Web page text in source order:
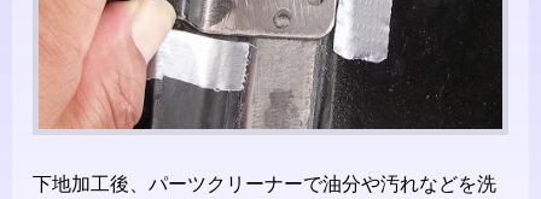
下地加工後、パーツクリーナーで油分や汚れなどを洗